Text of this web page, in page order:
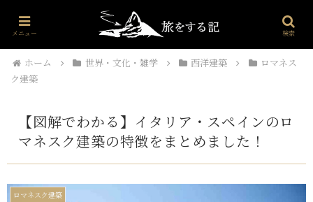
プロフィール 世界・文化・雑学 海外旅行 お問い合わせ
ホーム 世界・文化・雑学 西洋建築
ロマネス
ク建築
【図解でわかる】イタリア・スペインのロ
マネスク建築の特徴をまとめました！
ロマネスク建築
メニュー 検索